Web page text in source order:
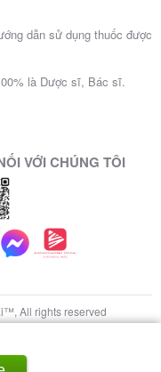
dẫn sử dụng thuốc được
là Dược sĩ, Bác sĩ.
VỚI CHÚNG TÔI
All rights reserved